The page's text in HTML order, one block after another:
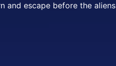
and escape before the aliens